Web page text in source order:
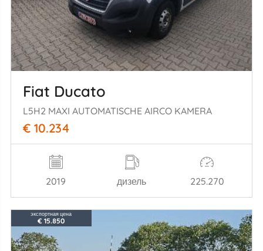
Fiat Ducato
L5H2 MAXI AUTOMATISCHE AIRCO KAMERA
€ 10.234
2019 дизель 225.270
экспортная цена
€ 15.850